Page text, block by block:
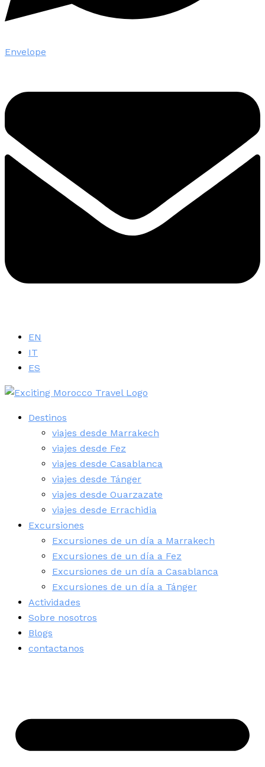
Envelope
EN
IT
ES
Destinos
viajes desde Marrakech
viajes desde Fez
viajes desde Casablanca
viajes desde Tánger
viajes desde Ouarzazate
viajes desde Errachidia
Excursiones
Excursiones de un día a Marrakech
Excursiones de un día a Fez
Excursiones de un día a Casablanca
Excursiones de un día a Tánger
Actividades
Sobre nosotros
Blogs
contactanos